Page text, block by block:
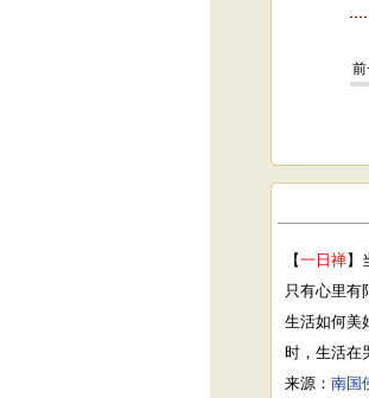
【一日禅】
只有心里有
生活如何美
时，生活在
来源： 南国